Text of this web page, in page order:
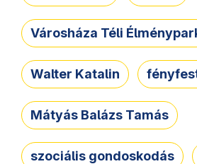
Városháza Téli
Walter Katalin
Mátyás Balázs Tamás
szociális gondoskodás